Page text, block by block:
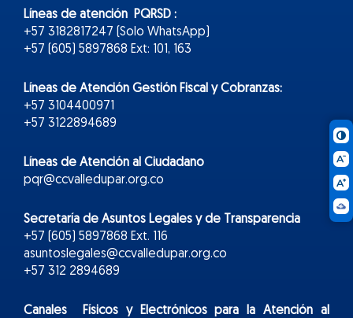
Líneas de atención PQRSD :
+57 3182817247 (Solo WhatsApp)
+57 (605) 5897868 Ext: 101, 163
Líneas de Atención Gestión Fiscal y Cobranzas:
+57 3104400971
+57 3122894689
Líneas de Atención al Ciudadano
pqr@ccvalledupar.org.co
Secretaría de Asuntos Legales y de Transparencia
+57 (605) 5897868 Ext. 116
asuntoslegales@ccvalledupar.org.co
+57 312 2894689
Canales Físicos yElectrónicospara la Atención al